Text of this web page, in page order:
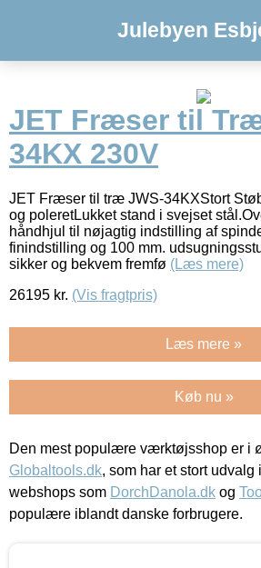
Julebyen
JET Fræser til
34KX 230V
JET Fræser til træ JWS-34KXStort
og poleretLukket stand i svejset
håndhjul til nøjagtig indstilling af
finindstilling og 100 mm.
sikker og bekvem fremfø (Læs mere)
26195 kr. (Vis fragtpris)
Læs mere »
Køb nu »
Den mest populære værktøjsshop er i
Globaltools.dk, som har et stort
webshops som DorchDanola.dk og
populære iblandt danske forbrugere.